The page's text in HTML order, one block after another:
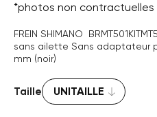
*photos non contractuelles
FREIN SHIMANO
sans ailette Sans adaptateur
mm (noir)
Taille